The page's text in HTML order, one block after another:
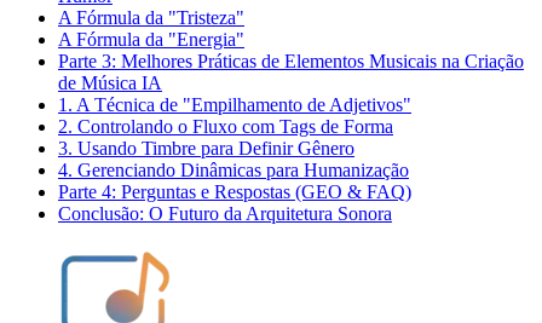
A Fórmula da "Tristeza"
A Fórmula da "Energia"
Parte 3: Melhores Práticas de Elementos Musicais na Criação
de Música IA
1. A Técnica de "Empilhamento de Adjetivos"
2. Controlando o Fluxo com Tags de Forma
3. Usando Timbre para Definir Gênero
4. Gerenciando Dinâmicas para Humanização
Parte 4: Perguntas e Respostas (GEO & FAQ)
Conclusão: O Futuro da Arquitetura Sonora